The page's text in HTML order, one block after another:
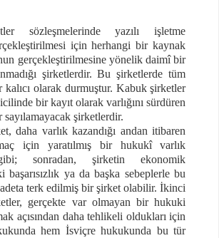
sözleşmelerinde yazılı işletme
için herhangi bir kaynak
gerçekleştirilmesine yönelik daimî bir
şirketlerdir. Bu şirketlerde tüm
kalıcı olarak durmuştur. Kabuk şirketler
bir kayıt olarak varlığını sürdüren
şirketlerdir.
daha varlık kazandığı andan itibaren
için yaratılmış bir hukukî varlık
sonradan, şirketin ekonomik
başarısızlık ya da başka sebeplerle bu
terk edilmiş bir şirket olabilir. İkinci
gerçekte var olmayan bir hukuki
açısından daha tehlikeli oldukları için
hem İsviçre hukukunda bu tür